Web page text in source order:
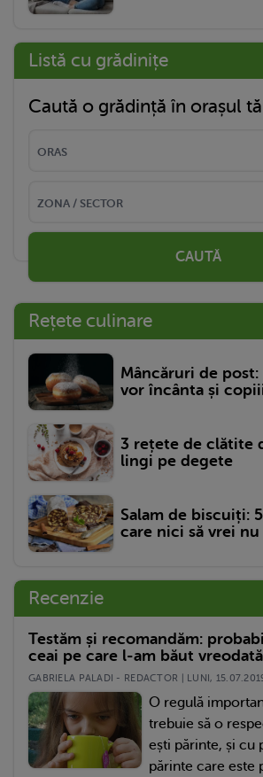
Listă cu grădinițe
Caută o grădință în orașul
CAUTĂ
Rețete culinare
Mâncăruri de
vor încânta și
3 rețete de clătite
lingi pe degete
Salam de biscuiți:
care nici să vrei
Recenzie
Testăm și recomandăm:
ceai pe care l-am băut vreodată
GABRIELA PALADI - REDACTOR | LUNI,
O regulă
trebuie să o
ești părinte, și cu
părinte care este